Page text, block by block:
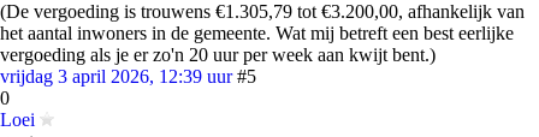
(De vergoeding is trouwens €1.305,79 tot €3.200,00, afhankelijk van
het aantal inwoners in de gemeente. Wat mij betreft een best eerlijke
vergoeding als je er zo'n 20 uur per week aan kwijt bent.)
vrijdag 3 april 2026, 12:39 uur #5
0
Loei